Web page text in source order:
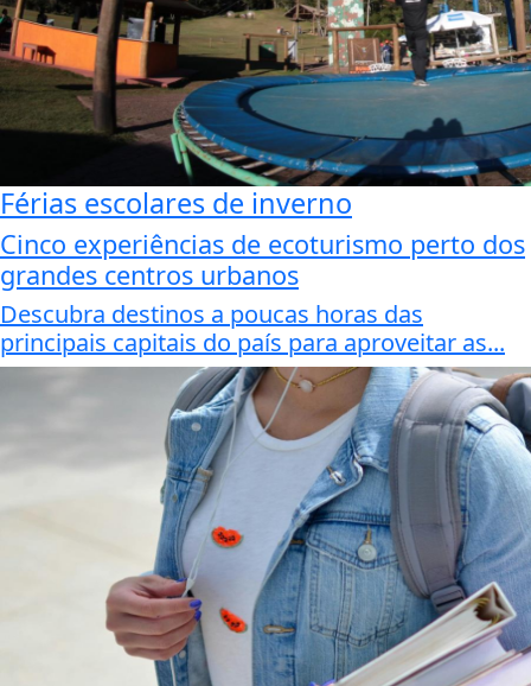
Férias escolares de inverno
Cinco experiências de ecoturismo perto dos
grandes centros urbanos
Descubra destinos a poucas horas das
principais capitais do país para aproveitar as...